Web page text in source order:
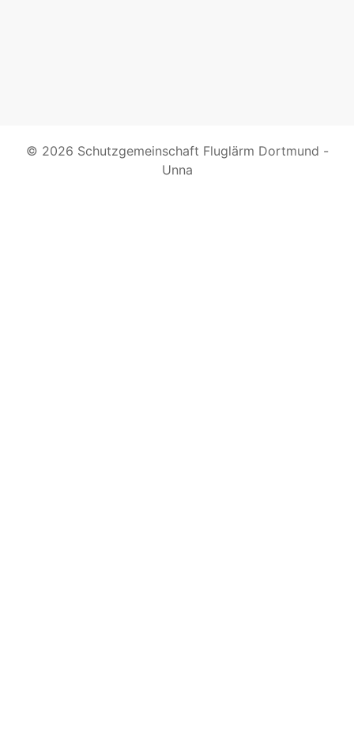
© 2026 Schutzgemeinschaft Fluglärm Dortmund -
Unna